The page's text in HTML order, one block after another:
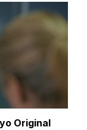
Original